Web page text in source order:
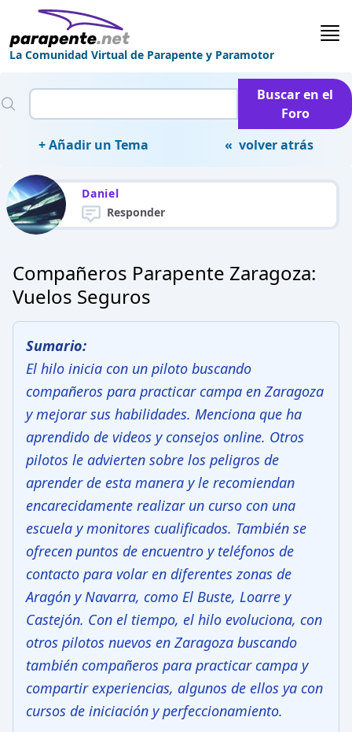
La Comunidad Virtual de Parapente y Paramotor
Buscar en el
Foro
+ Añadir un Tema
« volver atrás
Daniel
Responder
Compañeros Parapente Zaragoza:
Vuelos Seguros
Sumario:
El hilo inicia con un piloto buscando
compañeros para practicar campa en Zaragoza
y mejorar sus habilidades. Menciona que ha
aprendido de videos y consejos online. Otros
pilotos le advierten sobre los peligros de
aprender de esta manera y le recomiendan
encarecidamente realizar un curso con una
escuela y monitores cualificados. También se
ofrecen puntos de encuentro y teléfonos de
contacto para volar en diferentes zonas de
Aragón y Navarra, como El Buste, Loarre y
Castejón. Con el tiempo, el hilo evoluciona, con
otros pilotos nuevos en Zaragoza buscando
también compañeros para practicar campa y
compartir experiencias, algunos de ellos ya con
cursos de iniciación y perfeccionamiento.